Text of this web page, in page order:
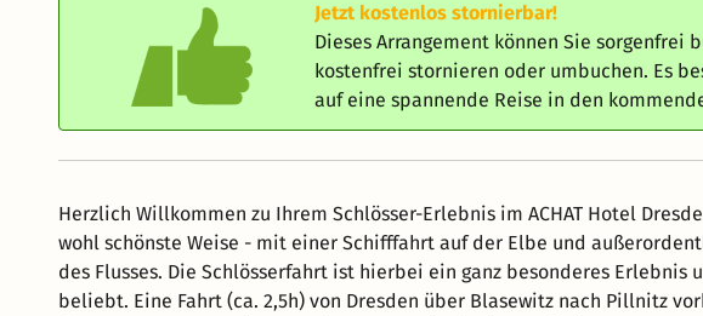
Jetzt kostenlos stornierbar!
Dieses Arrangement können Sie sorgenfrei
kostenfrei stornieren oder umbuchen. Es
auf eine spannende Reise in den
Herzlich Willkommen zu Ihrem Schlösser-Erlebnis im ACHAT Hotel
wohl schönste Weise - mit einer Schifffahrt auf der Elbe und
des Flusses. Die Schlösserfahrt ist hierbei ein ganz besonderes
beliebt. Eine Fahrt (ca. 2,5h) von Dresden über Blasewitz nach Pillnitz